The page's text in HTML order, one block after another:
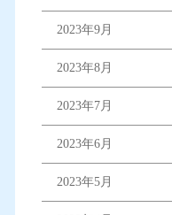
2023年9月
2023年8月
2023年7月
2023年6月
2023年5月